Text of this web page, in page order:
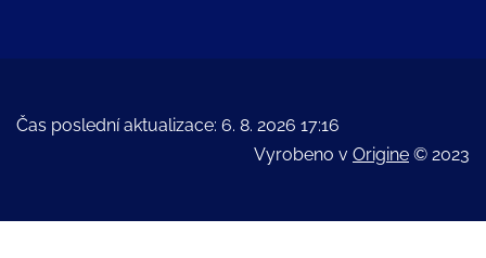
Čas poslední aktualizace: 6. 8. 2026 17:16
Vyrobeno v Origine © 2023